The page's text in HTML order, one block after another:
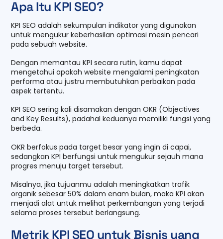
Apa Itu KPI SEO?
KPI SEO adalah sekumpulan indikator yang digunakan
untuk mengukur keberhasilan optimasi mesin pencari
pada sebuah website.
Dengan memantau KPI secara rutin, kamu dapat
mengetahui apakah website mengalami peningkatan
performa atau justru membutuhkan perbaikan pada
aspek tertentu.
KPI SEO sering kali disamakan dengan OKR (Objectives
and Key Results), padahal keduanya memiliki fungsi yang
berbeda.
OKR berfokus pada target besar yang ingin di capai,
sedangkan KPI berfungsi untuk mengukur sejauh mana
progres menuju target tersebut.
Misalnya, jika tujuanmu adalah meningkatkan trafik
organik sebesar 50% dalam enam bulan, maka KPI akan
menjadi alat untuk melihat perkembangan yang terjadi
selama proses tersebut berlangsung.
Metrik KPI SEO untuk Bisnis yang